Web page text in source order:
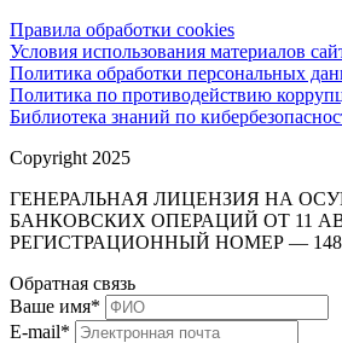
Правила обработки cookies
Условия использования материалов
Политика обработки персональных
Политика по противодействию
Библиотека знаний по
Copyright 2025
ГЕНЕРАЛЬНАЯ ЛИЦЕНЗИЯ НА
БАНКОВСКИХ ОПЕРАЦИЙ ОТ 11
РЕГИСТРАЦИОННЫЙ НОМЕР —
Обратная связь
Ваше имя*
E-mail*